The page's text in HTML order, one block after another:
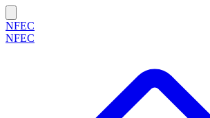
NFEC
NFEC